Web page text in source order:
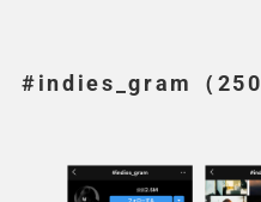
#indies_gram（250